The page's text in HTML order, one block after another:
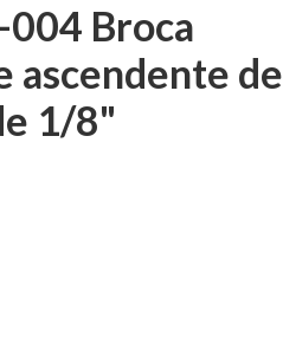
004 Broca
ascendente de
1/8"